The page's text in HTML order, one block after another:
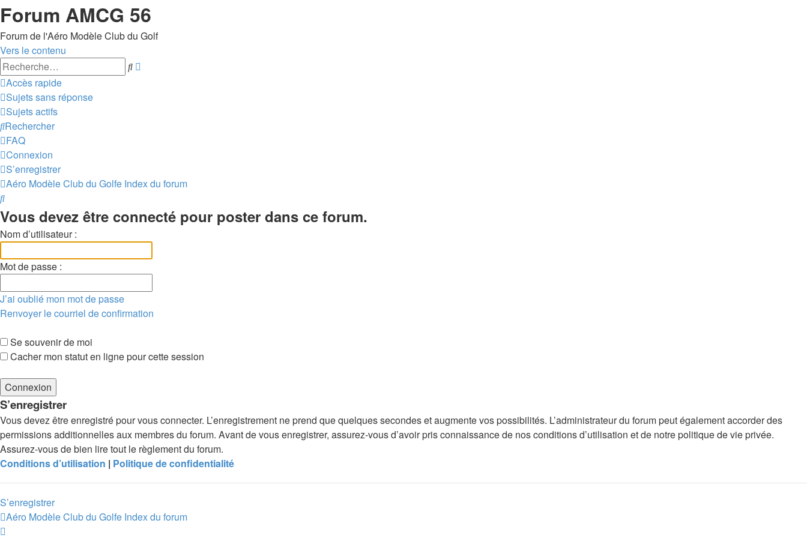
Forum AMCG 56
Forum de l'Aéro Modèle Club du Golf
Vers le contenu
Rechercher
Accès rapide
Sujets sans réponse
Sujets actifs
Rechercher
FAQ
Connexion
S’enregistrer
Aéro Modèle Club du Golfe Index du forum
Rechercher
Vous devez être connecté pour poster dans ce forum.
Nom d’utilisateur :
Mot de passe :
J’ai oublié mon mot de passe
Renvoyer le courriel de confirmation
Se souvenir de moi
Cacher mon statut en ligne pour cette session
S’enregistrer
Vous devez être enregistré pour vous connecter. L’enregistrement ne prend que quelques secondes et augmente vos possibilités. L’administrateur du forum peut également accorder des
permissions additionnelles aux membres du forum. Avant de vous enregistrer, assurez-vous d’avoir pris connaissance de nos conditions d’utilisation et de notre politique de vie privée.
Assurez-vous de bien lire tout le règlement du forum.
Conditions d’utilisation | Politique de confidentialité
S’enregistrer
Aéro Modèle Club du Golfe Index du forum